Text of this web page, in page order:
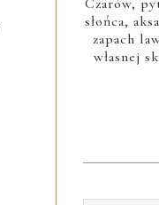
słońca,
zapach
własnej